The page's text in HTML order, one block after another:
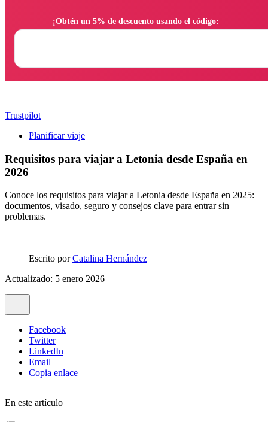
Trustpilot
Planificar viaje
Requisitos para viajar a Letonia desde España en
2026
Conoce los requisitos para viajar a Letonia desde España en 2025:
documentos, visado, seguro y consejos clave para entrar sin
problemas.
Escrito porCatalina Hernández
Actualizado: 5 enero 2026
Facebook
Twitter
LinkedIn
Email
Copia enlace
En este artículo